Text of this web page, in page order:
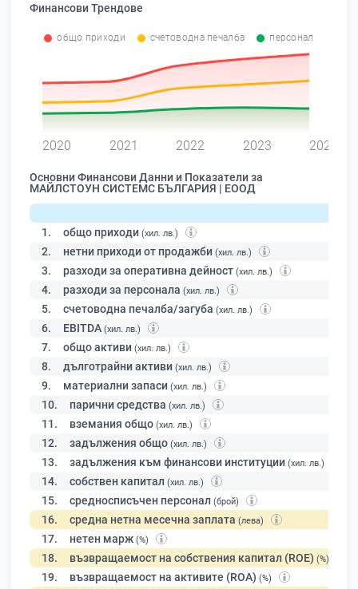
Финансови Трендове
общо приходи счетоводна печалба персонал
2020 2021 2022 2023 2024
Основни Финансови Данни и Показатели за
МАЙЛСТОУН СИСТЕМС БЪЛГАРИЯ | ЕООД
1. общо приходи (хил. лв.)
2. нетни приходи от продажби (хил. лв.)
3. разходи за оперативна дейност (хил. лв.)
4. разходи за персонала (хил. лв.)
5. счетоводна печалба/загуба (хил. лв.)
6. EBITDA (хил. лв.)
7. общо активи (хил. лв.)
8. дълготрайни активи (хил. лв.)
9. материални запаси (хил. лв.)
10. парични средства (хил. лв.)
11. вземания общо (хил. лв.)
12. задължения общо (хил. лв.)
13. задължения към финансови институции (хил. лв.)
14. собствен капитал (хил. лв.)
15. средносписъчен персонал (брой)
16. средна нетна месечна заплата (лева)
17. нетен марж (%)
18. възвращаемост на собствения капитал (ROE) (%)
19. възвращаемост на активите (ROA) (%)